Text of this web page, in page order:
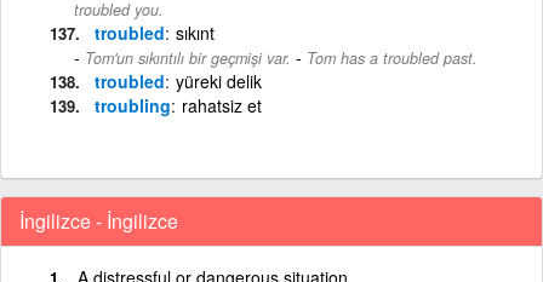
troubled you.
troubled sıkınt
Tom'un sıkıntılı bir geçmişi var. - Tom has a troubled past.
troubled yüreki delik
troubling rahatsiz et
İngilizce - İngilizce
A distressful or dangerous situation